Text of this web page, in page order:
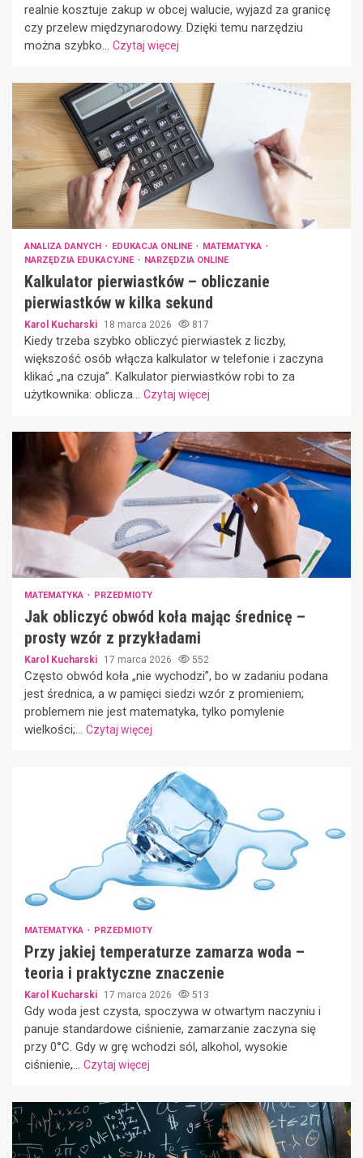
realnie kosztuje zakup w obcej walucie, wyjazd za granicę
czy przelew międzynarodowy. Dzięki temu narzędziu
można szybko... Czytaj więcej
ANALIZA DANYCH EDUKACJA ONLINE
MATEMATYKA
NARZĘDZIA EDUKACYJNE
NARZĘDZIA ONLINE
Kalkulator pierwiastków – obliczanie
pierwiastków w kilka sekund
Karol Kucharski 18 marca 2026 817
Kiedy trzeba szybko obliczyć pierwiastek z liczby,
większość osób włącza kalkulator w telefonie i zaczyna
klikać „na czuja”. Kalkulator pierwiastków robi to za
użytkownika: oblicza... Czytaj więcej
MATEMATYKA PRZEDMIOTY
Jak obliczyć obwód koła mając średnicę –
prosty wzór z przykładami
Karol Kucharski 17 marca 2026 552
Często obwód koła „nie wychodzi”, bo w zadaniu podana
jest średnica, a w pamięci siedzi wzór z promieniem;
problemem nie jest matematyka, tylko pomylenie
wielkości;... Czytaj więcej
MATEMATYKA PRZEDMIOTY
Przy jakiej temperaturze zamarza woda –
teoria i praktyczne znaczenie
Karol Kucharski 17 marca 2026 513
Gdy woda jest czysta, spoczywa w otwartym naczyniu i
panuje standardowe ciśnienie, zamarzanie zaczyna się
przy 0°C. Gdy w grę wchodzi sól, alkohol, wysokie
ciśnienie,... Czytaj więcej